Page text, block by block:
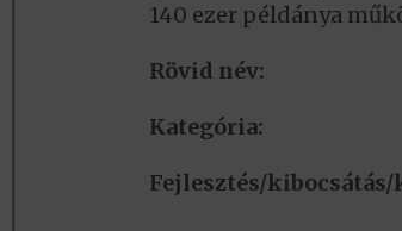
140 ezer példánya
Rövid név:
Kategória:
Fejlesztés/kibocsátás/